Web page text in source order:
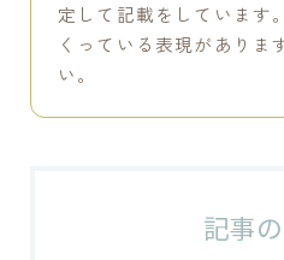
システム手帳用便利アイテム
アトリエづ
定して記載をしています
くっている表現がありま
い。
記事